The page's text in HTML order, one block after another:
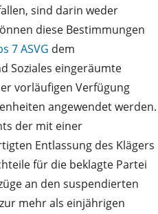
sind darin weder
diese Bestimmungen
7 ASVG dem
Soziales eingeräumte
vorläufigen Verfügung
angewendet werden.
der mit einer
Entlassung des Klägers
für die beklagte Partei
an den suspendierten
mehr als einjährigen